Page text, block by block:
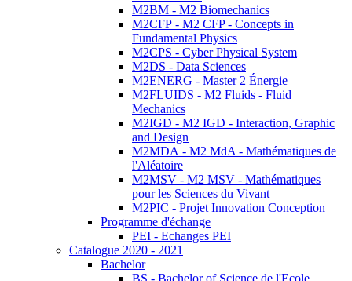
M2BM - M2 Biomechanics
M2CFP - M2 CFP - Concepts in
Fundamental Physics
M2CPS - Cyber Physical System
M2DS - Data Sciences
M2ENERG - Master 2 Énergie
M2FLUIDS - M2 Fluids - Fluid
Mechanics
M2IGD - M2 IGD - Interaction, Graphic
and Design
M2MDA - M2 MdA - Mathématiques de
l'Aléatoire
M2MSV - M2 MSV - Mathématiques
pour les Sciences du Vivant
M2PIC - Projet Innovation Conception
Programme d'échange
PEI - Echanges PEI
Catalogue 2020 - 2021
Bachelor
BS - Bachelor of Science de l'Ecole